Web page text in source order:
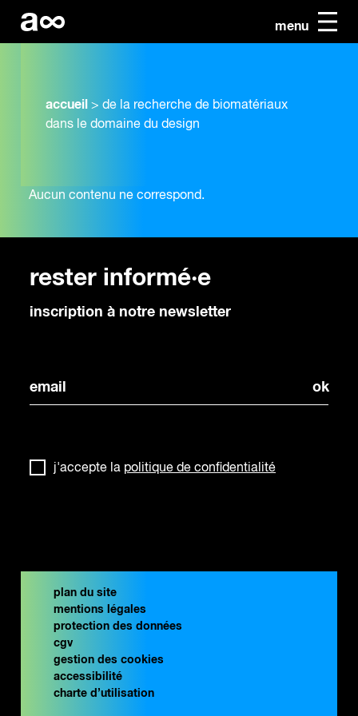
menu
accueil > de la recherche de biomatériaux
dans le domaine du design
Aucun contenu ne correspond.
rester informé·e
inscription à notre newsletter
j'accepte la politique de confidentialité
plan du site
mentions légales
protection des données
cgv
gestion des cookies
accessibilité
charte d’utilisation